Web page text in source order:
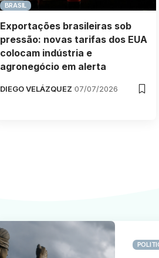
BRASIL
Exportações brasileiras sob
pressão: novas tarifas dos EUA
colocam indústria e
agronegócio em alerta
DIEGO VELÁZQUEZ 07/07/2026